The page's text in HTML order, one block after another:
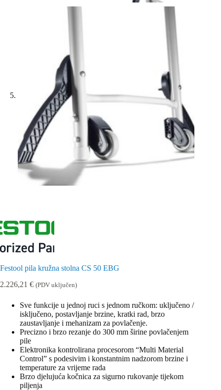
Festool pila kružna stolna CS 50 EBG
2.226,21 € (PDV uključen)
Sve funkcije u jednoj ruci s jednom ručkom: uključeno /
isključeno, postavljanje brzine, kratki rad, brzo
zaustavljanje i mehanizam za povlačenje.
Precizno i brzo rezanje do 300 mm širine povlačenjem
pile
Elektronika kontrolirana procesorom “Multi Material
Control” s podesivim i konstantnim nadzorom brzine i
temperature za vrijeme rada
Brzo djelujuća kočnica za sigurno rukovanje tijekom
piljenja